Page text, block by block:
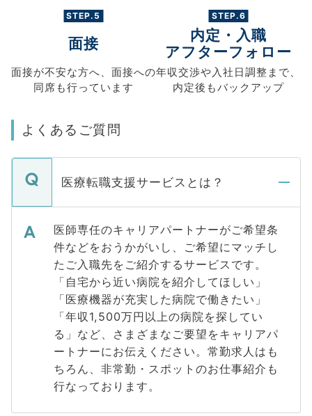
STEP.5
面接
面接が不安な方へ、 面接への
同席も行っています
STEP.6
内定・入職
アフターフォロー
年収交渉や 入社日調整まで、
内定後もバックアップ
よくあるご質問
医療転職支援サービスとは？
医師専任のキャリアパートナーがご希望条
件などをおうかがいし、ご希望にマッチし
たご入職先をご紹介するサービスです。
「自宅から近い病院を紹介してほしい」
「医療機器が充実した病院で働きたい」
「年収1,500万円以上の病院を探してい
る」など、さまざまなご要望をキャリアパ
ートナーにお伝えください。常勤求人はも
ちろん、非常勤・スポットのお仕事紹介も
行なっております。